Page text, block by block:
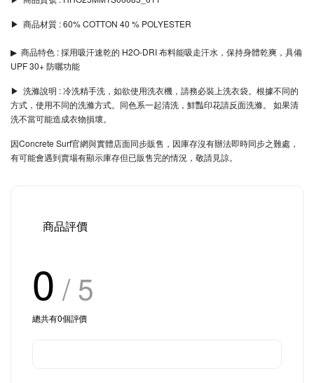
▶︎ 商品材質 : 60% COTTON 40 % POLYESTER
▶︎ 商品特色 : 採用吸汗速乾的 H2O-DRI 布料能吸走汗水，保持身體乾爽，具備
UPF 30+ 防曬功能
▶︎ 洗滌說明 : 冷洗精手洗，如欲使用洗衣機，請務必裝上洗衣袋。根據不同的
方式，使用不同的洗滌方式。同色系一起清洗，鮮豔印花請反面洗滌。 如果清
洗不當可能造成衣物損壞。
因Concrete Surf官網與實體店面同步販售，因庫存沒有辦法即時同步之難處，
有可能會遇到賣場有顯示庫存但已販售完的情況，敬請見諒。
商品評價
0 / 5
總共有0個評價